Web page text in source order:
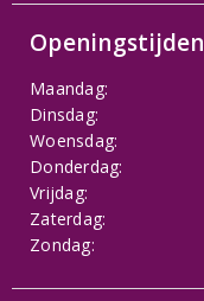
Openingstijden
Maandag:
Dinsdag:
Woensdag:
Donderdag:
Vrijdag:
Zaterdag:
Zondag: